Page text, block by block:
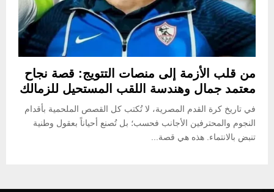
من قلب الأزمة إلى منصات التتويج: قصة نجاح
معتمد جمال وهندسة اللقب المستحيل للزمالك
في تاريخ كرة القدم المصرية، لا تُكتب كل القصص الملحمية بأقدام
النجوم والمحترفين الأجانب فحسب؛ بل تُصنع أحياناً بعقول وطنية
تنبض بالانتماء. هذه هي قصة...